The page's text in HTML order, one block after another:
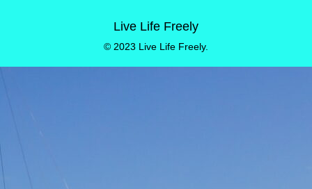
Live Life Freely
© 2023 Live Life Freely.